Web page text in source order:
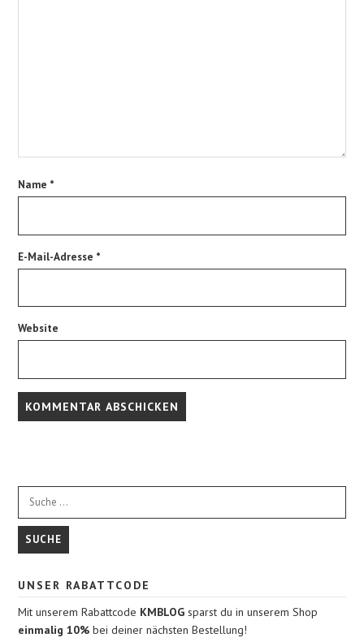
Name *
E-Mail-Adresse *
Website
UNSER RABATTCODE
Mit unserem Rabattcode KMBLOG sparst du in unserem Shop
einmalig 10% bei deiner nächsten Bestellung!